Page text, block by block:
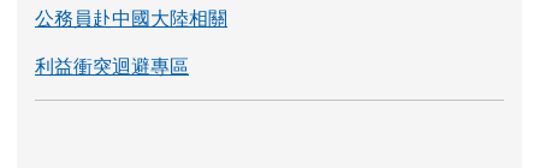
公務員赴中國大陸相關
利益衝突迴避專區